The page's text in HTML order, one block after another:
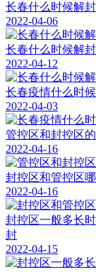
长春什么时候解
2022-04-06
长春什么时候解
2022-04-12
长春疫情什么时
2022-04-03
管控区和封控区
2022-04-16
封控区和管控区
2022-04-16
封控区一般多长
封
2022-04-15